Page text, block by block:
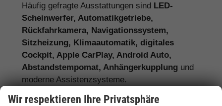
Häufig gefragte Ausstattungen sind LED-
Scheinwerfer, Automatikgetriebe,
Rückfahrkamera, Navigationssystem,
Sitzheizung, Klimaautomatik, digitales
Cockpit, Apple CarPlay, Android Auto,
Abstandstempomat, Anhängerkupplung und
moderne Assistenzsysteme.
Wir respektieren Ihre Privatsphäre